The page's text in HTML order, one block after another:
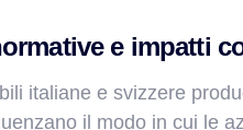
e impatti
italiane e svizzere
il modo in cui le